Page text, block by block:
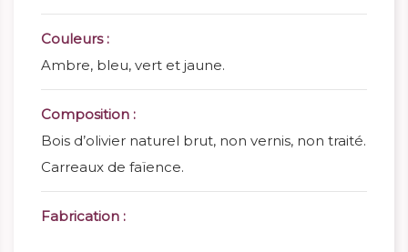
Couleurs :
Ambre, bleu, vert et jaune.
Composition :
Bois d’olivier naturel brut, non vernis, non traité.
Carreaux de faïence.
Fabrication :